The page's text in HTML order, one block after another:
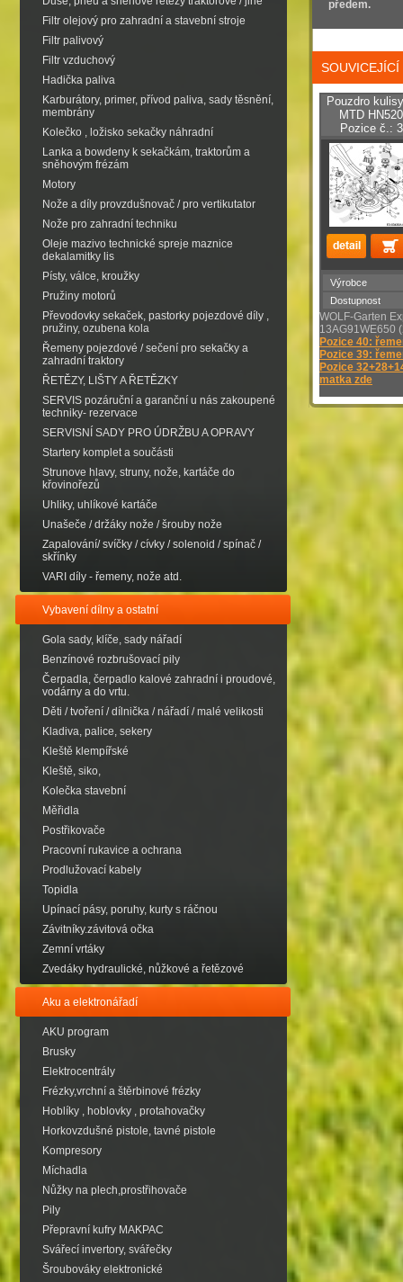
Filtr olejový pro zahradní a stavební stroje
Filtr palivový
Filtr vzduchový
Hadička paliva
Karburátory, primer, přívod paliva, sady těsnění,
membrány
Kolečko , ložisko sekačky náhradní
Lanka a bowdeny k sekačkám, traktorům a
sněhovým frézám
Motory
Nože a díly provzdušnovač / pro vertikutator
Nože pro zahradní techniku
Oleje mazivo technické spreje maznice
dekalamitky lis
Písty, válce, kroužky
Pružiny motorů
Převodovky sekaček, pastorky pojezdové díly ,
pružiny, ozubena kola
Řemeny pojezdové / sečení pro sekačky a
zahradní traktory
ŘETĚZY, LIŠTY A ŘETĚZKY
SERVIS pozáruční a garanční u nás zakoupené
techniky- rezervace
SERVISNÍ SADY PRO ÚDRŽBU A OPRAVY
Startery komplet a součásti
Strunove hlavy, struny, nože, kartáče do
křovinořezů
Uhliky, uhlíkové kartáče
Unašeče / držáky nože / šrouby nože
Zapalování/ svíčky / cívky / solenoid / spínač /
skřínky
VARI díly - řemeny, nože atd.
Vybavení dílny a ostatní
Gola sady, klíče, sady nářadí
Benzínové rozbrušovací pily
Čerpadla, čerpadlo kalové zahradní i proudové,
vodárny a do vrtu.
Děti / tvoření / dílnička / nářadí / malé velikosti
Kladiva, palice, sekery
Kleště klempířské
Kleště, siko,
Kolečka stavební
Měřidla
Postřikovače
Pracovní rukavice a ochrana
Prodlužovací kabely
Topidla
Upínací pásy, poruhy, kurty s ráčnou
Závitníky.závitová očka
Zemní vrtáky
Zvedáky hydraulické, nůžkové a řetězové
Aku a elektronářadí
AKU program
Brusky
Elektrocentrály
Frézky,vrchní a štěrbinové frézky
Hoblíky , hoblovky , protahovačky
Horkovzdušné pistole, tavné pistole
Kompresory
Míchadla
Nůžky na plech,prostřihovače
Pily
Přepravní kufry MAKPAC
Svářecí invertory, svářečky
Šroubováky elektronické
předem.
Pouzdro
MTD
Pozice č.:
Výrobce
Dostupnost
WOLF-Garten
13AG91WE650
Pozice 40:
Pozice 39:
Pozice
matka zde